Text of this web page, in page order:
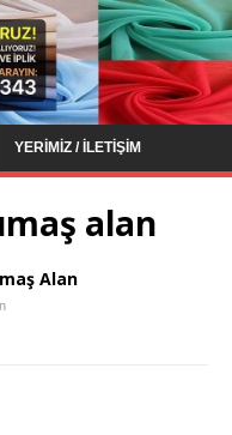
YERIMIZ / İLETIŞIM
alan
Alan